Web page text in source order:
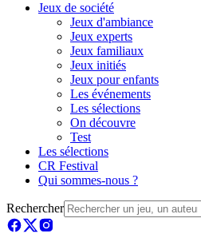
Jeux de société
Jeux d'ambiance
Jeux experts
Jeux familiaux
Jeux initiés
Jeux pour enfants
Les événements
Les sélections
On découvre
Test
Les sélections
CR Festival
Qui sommes-nous ?
Rechercher